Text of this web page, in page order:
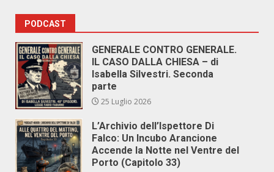
PODCAST
GENERALE CONTRO GENERALE.
IL CASO DALLA CHIESA – di
Isabella Silvestri. Seconda
parte
25 Luglio 2026
L’Archivio dell’Ispettore Di
Falco: Un Incubo Arancione
Accende la Notte nel Ventre del
Porto (Capitolo 33)